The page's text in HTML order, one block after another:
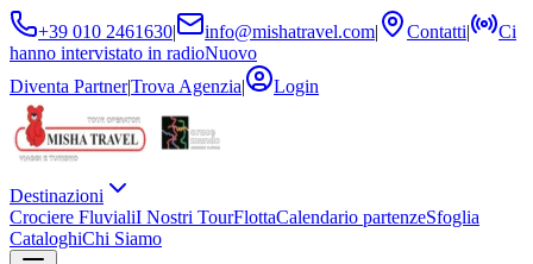
+39 010 2461630| info@mishatravel.com| Contatti|
Ci
hanno intervistato in radioNuovo
Diventa Partner|Trova Agenzia| Login
Destinazioni
Crociere FluvialiI Nostri TourFlottaCalendario partenzeSfoglia
CataloghiChi Siamo